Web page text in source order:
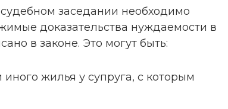
заседании необходимо
доказательства нуждаемости в
в законе. Это могут быть:
иного жилья у супруга, с которым